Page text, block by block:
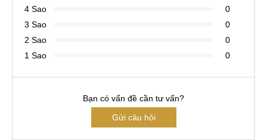
4 Sao
0
3 Sao
0
2 Sao
0
1 Sao
0
Bạn có vấn đề cần tư vấn?
Gửi câu hỏi